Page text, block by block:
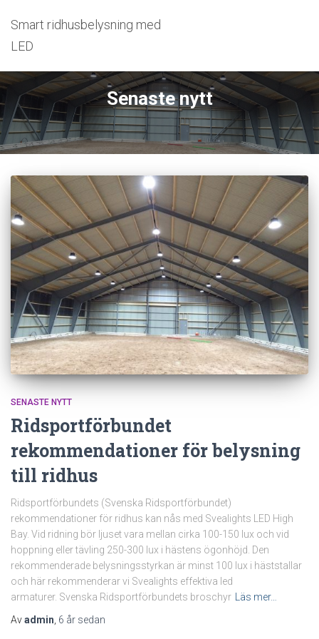
Smart ridhusbelysning med
LED
Senaste nytt
SENASTE NYTT
Ridsportförbundet
rekommendationer för belysning
till ridhus
Ridsportförbundets (Svenska Ridsportförbundet)
rekommendationer för ridhus kan nås med Svealights LED High
Bay. Vid ridning bör ljuset vara mellan cirka 100-150 lux och vid
hoppning eller tävling 250-300 lux i hästens ögonhöjd. Den
rekommenderade belysningsstyrkan är minst 100 lux i häststallar
och här rekommenderar vi Svealights effektiva led
armaturer. Svenska Ridsportförbundets broschyr
Läs mer…
Avadmin 6 år sedan